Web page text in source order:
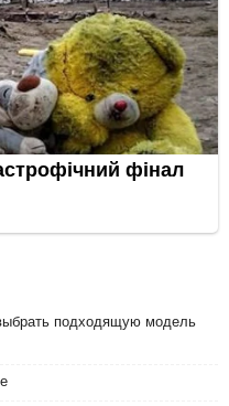
подходящую модель